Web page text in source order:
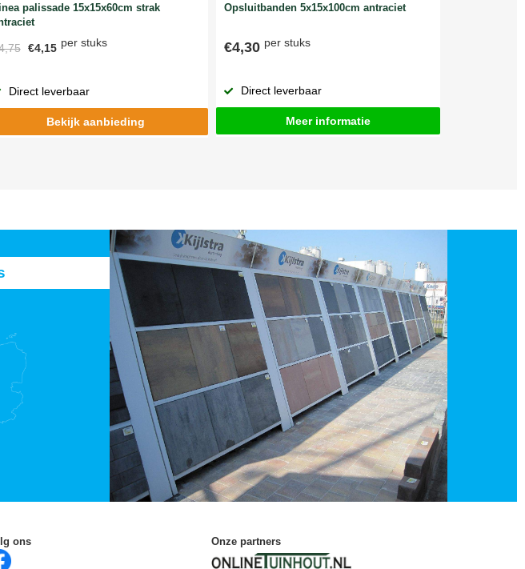
palissade 15x15x60cm strak
€4,15 per stuks
Direct leverbaar
Bekijk aanbieding
Opsluitbanden 5x15x100cm antraciet
€4,30 per stuks
Direct leverbaar
Meer informatie
ons Onze partners